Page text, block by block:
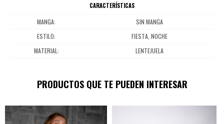
CARACTERÍSTICAS
MANGA
SIN MANGA
ESTILO
FIESTA, NOCHE
MATERIAL
LENTEJUELA
PRODUCTOS QUE TE PUEDEN INTERESAR